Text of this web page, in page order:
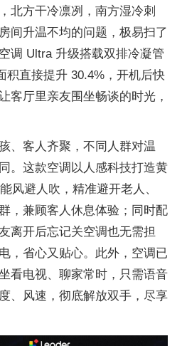
北方干冷凛冽，南方湿冷刺
间升温不均的问题，极易扫了
调 Ultra 升级搭载双排冷凝管
积直接提升 30.4%，开机后快
客厅里亲友围坐畅谈的时光，
、客人齐聚，不同人群对温
。这款空调以人感科技打造黄
风避人吹，精准避开老人、
，兼顾客人休息体验；同时配
离开后忘记关空调也无需担
，省心又贴心。此外，空调已
看电视、聊家常时，只需语音
、风速，彻底解放双手，尽享